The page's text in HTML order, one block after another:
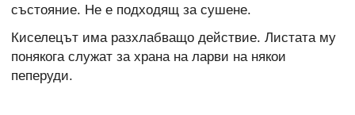
състояние. Не е подходящ за сушене.
Киселецът има разхлабващо действие. Листата му
понякога служат за храна на ларви на някои
пеперуди.